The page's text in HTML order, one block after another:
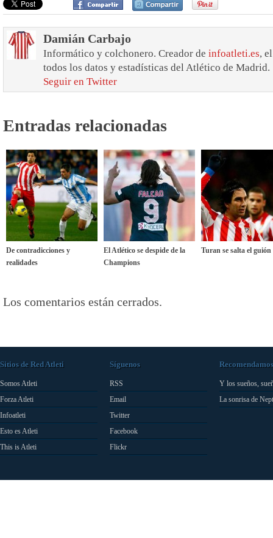
Damián Carbajo
Informático y colchonero. Creador de infoatleti.es,
todos los datos y estadísticas del Atlético de Madrid.
Seguir en Twitter
Entradas relacionadas
De contradicciones y
realidades
El Atlético se despide de la
Champions
Turan se salta el guión
Los comentarios están cerrados.
Sitios de Red Atleti
Somos Atleti
Forza Atleti
Infoatleti
Esto es Atleti
This is Atleti
Síguenos
RSS
Email
Twitter
Facebook
Flickr
Recomendamos
Y los sueños,
La sonrisa de